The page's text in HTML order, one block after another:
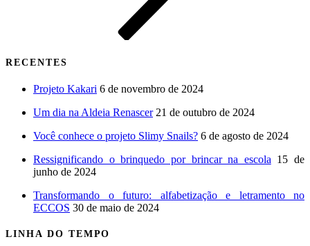
RECENTES
Projeto Kakari 6 de novembro de 2024
Um dia na Aldeia Renascer 21 de outubro de 2024
Você conhece o projeto Slimy Snails? 6 de agosto de 2024
Ressignificando o brinquedo por brincar na escola 15 de
junho de 2024
Transformando o futuro: alfabetização e letramento no
ECCOS 30 de maio de 2024
LINHA DO TEMPO